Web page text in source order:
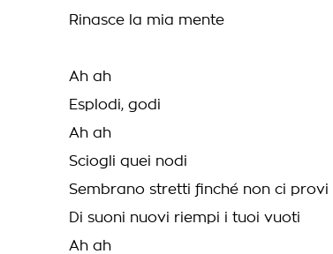
Rinasce la mia mente
Ah ah
Esplodi, godi
Ah ah
Sciogli quei nodi
Sembrano stretti finché non ci provi
Di suoni nuovi riempi i tuoi vuoti
Ah ah